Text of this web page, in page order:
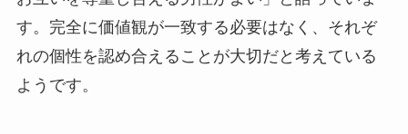
す。完全に価値観が一致する必要はなく、それぞ
れの個性を認め合えることが大切だと考えている
ようです。